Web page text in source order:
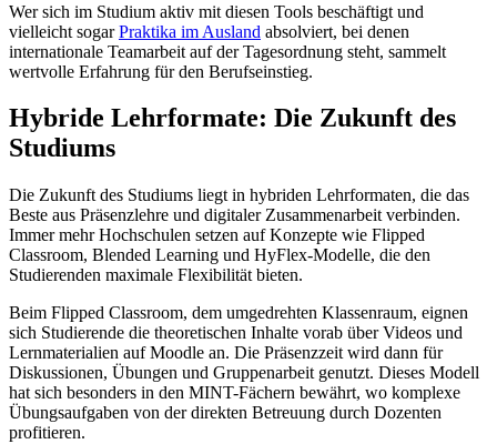
Wer sich im Studium aktiv mit diesen Tools beschäftigt und
vielleicht sogarPraktika im Ausland absolviert, bei denen
internationale Teamarbeit auf der Tagesordnung steht, sammelt
wertvolle Erfahrung für den Berufseinstieg.
Hybride Lehrformate: Die Zukunft des
Studiums
Die Zukunft des Studiums liegt in hybriden Lehrformaten, die das
Beste aus Präsenzlehre und digitaler Zusammenarbeit verbinden.
Immer mehr Hochschulen setzen auf Konzepte wie Flipped
Classroom, Blended Learning und HyFlex-Modelle, die den
Studierenden maximale Flexibilität bieten.
Beim Flipped Classroom, dem umgedrehten Klassenraum, eignen
sich Studierende die theoretischen Inhalte vorab über Videos und
Lernmaterialien auf Moodle an. Die Präsenzzeit wird dann für
Diskussionen, Übungen und Gruppenarbeit genutzt. Dieses Modell
hat sich besonders in den MINT-Fächern bewährt, wo komplexe
Übungsaufgaben von der direkten Betreuung durch Dozenten
profitieren.